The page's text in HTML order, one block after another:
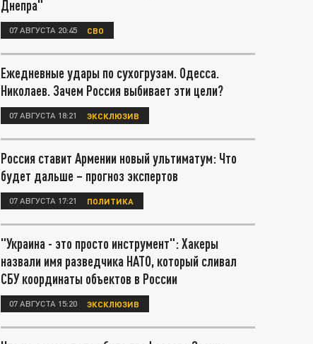
Днепра"
07 АВГУСТА 20:45 СВО
Ежедневные удары по сухогрузам. Одесса.
Николаев. Зачем Россия выбивает эти цели?
07 АВГУСТА 18:21 ЭКСКЛЮЗИВ
Россия ставит Армении новый ультиматум: Что
будет дальше – прогноз экспертов
07 АВГУСТА 17:21 ПОЛИТИКА
"Украина - это просто инструмент": Хакеры
назвали имя разведчика НАТО, который сливал
СБУ координаты объектов в России
07 АВГУСТА 15:20 ЭКСКЛЮЗИВ